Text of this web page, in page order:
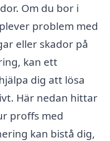
Om du bor i
problem med
eller skador på
kan ett
dig att lösa
Här nedan hittar
proffs med
kan bistå dig,